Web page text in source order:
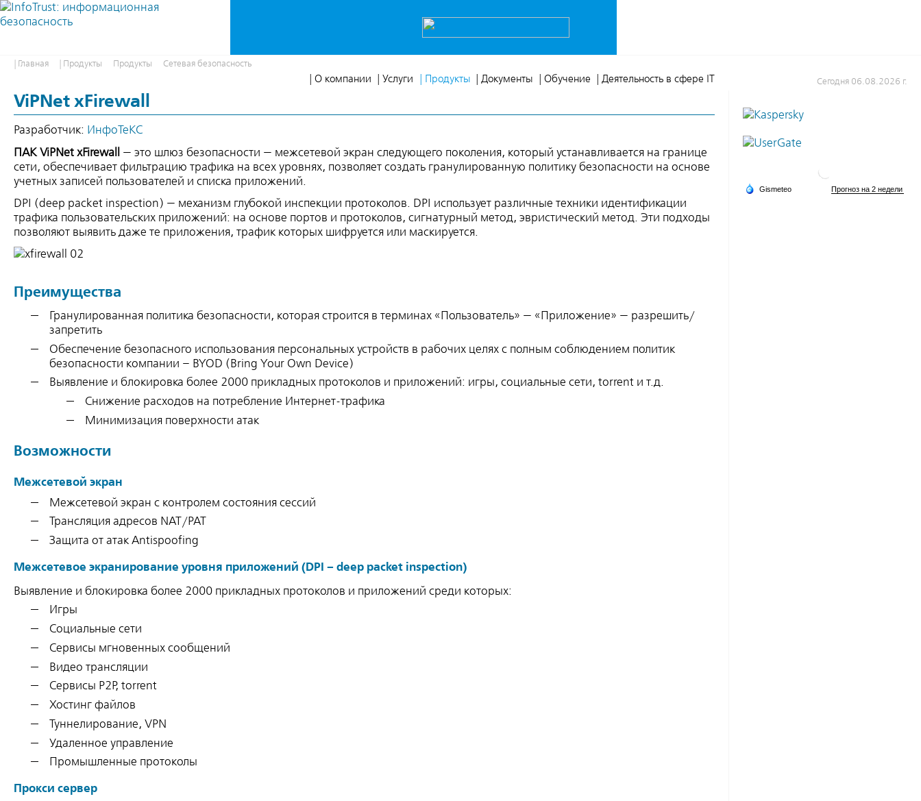
Сегодня 06.08.2026 г.
| Главная | Продукты Продукты Сетевая безопасность
| О компании | Услуги | Продукты | Документы | Обучение | Деятельность в сфере IT
ViPNet xFirewall
Разработчик: ИнфоТеКС
ПАК ViPNet xFirewall — это шлюз безопасности — межсетевой экран следующего поколения, который устанавливается на границе
сети, обеспечивает фильтрацию трафика на всех уровнях, позволяет создать гранулированную политику безопасности на основе
учетных записей пользователей и списка приложений.
DPI (deep packet inspection) — механизм глубокой инспекции протоколов. DPI использует различные техники идентификации
трафика пользовательских приложений: на основе портов и протоколов, сигнатурный метод, эвристический метод. Эти подходы
позволяют выявить даже те приложения, трафик которых шифруется или маскируется.
Преимущества
Гранулированная политика безопасности, которая строится в терминах «Пользователь» — «Приложение» — разрешить/
запретить
Обеспечение безопасного использования персональных устройств в рабочих целях с полным соблюдением политик
безопасности компании – BYOD (Bring Your Own Device)
Выявление и блокировка более 2000 прикладных протоколов и приложений: игры, социальные сети, torrent и т.д.
Снижение расходов на потребление Интернет-трафика
Минимизация поверхности атак
Возможности
Межсетевой экран
Межсетевой экран с контролем состояния сессий
Трансляция адресов NAT/PAT
Защита от атак Antispoofing
Межсетевое экранирование уровня приложений (DPI – deep packet inspection)
Выявление и блокировка более 2000 прикладных протоколов и приложений среди которых:
Игры
Социальные сети
Сервисы мгновенных сообщений
Видео трансляции
Сервисы P2P, torrent
Хостинг файлов
Туннелирование, VPN
Удаленное управление
Промышленные протоколы
Прокси сервер